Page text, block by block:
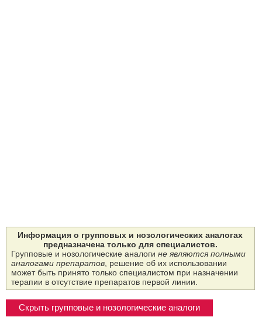
Информация о групповых и нозологических аналогах
предназначена только для специалистов.
Групповые и нозологические аналоги не являются полными
аналогами препаратов, решение об их использовании
может быть принято только специалистом при назначении
терапии в отсутствие препаратов первой линии.
Скрыть групповые и нозологические аналоги